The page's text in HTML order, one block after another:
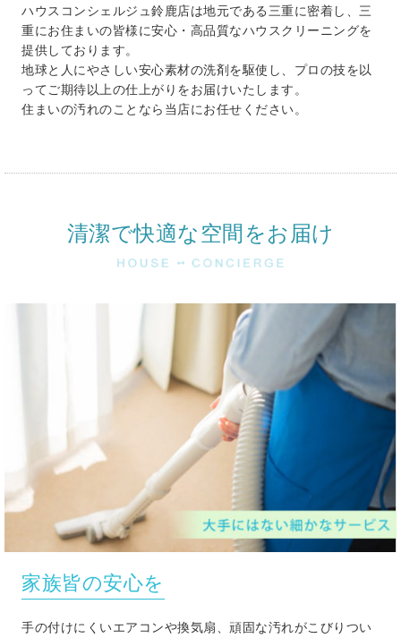
ハウスコンシェルジュ鈴鹿店は地元である三重に密着し、三
重にお住まいの皆様に安心・高品質なハウスクリーニングを
提供しております。
地球と人にやさしい安心素材の洗剤を駆使し、プロの技を以
ってご期待以上の仕上がりをお届けいたします。
住まいの汚れのことなら当店にお任せください。
清潔で快適な空間をお届け
家族皆の安心を
手の付けにくいエアコンや換気扇、頑固な汚れがこびりつい